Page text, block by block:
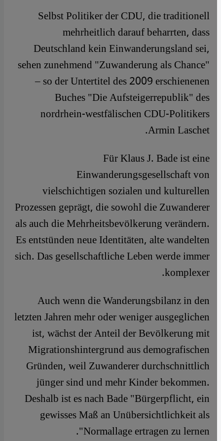
​​Selbst Politiker der CDU, die traditionell
mehrheitlich darauf beharrten, dass
Deutschland kein Einwanderungsland sei,
sehen zunehmend "Zuwanderung als Chance"
– so der Untertitel des 2009 erschienenen
Buches "Die Aufsteigerrepublik" des
nordrhein-westfälischen CDU-Politikers
Armin Laschet.
Für Klaus J. Bade ist eine
Einwanderungsgesellschaft von
vielschichtigen sozialen und kulturellen
Prozessen geprägt, die sowohl die Zuwanderer
als auch die Mehrheitsbevölkerung verändern.
Es entstünden neue Identitäten, alte wandelten
sich. Das gesellschaftliche Leben werde immer
komplexer.
Auch wenn die Wanderungsbilanz in den
letzten Jahren mehr oder weniger ausgeglichen
ist, wächst der Anteil der Bevölkerung mit
Migrationshintergrund aus demografischen
Gründen, weil Zuwanderer durchschnittlich
jünger sind und mehr Kinder bekommen.
Deshalb ist es nach Bade "Bürgerpflicht, ein
gewisses Maß an Unübersichtlichkeit als
Normallage ertragen zu lernen".